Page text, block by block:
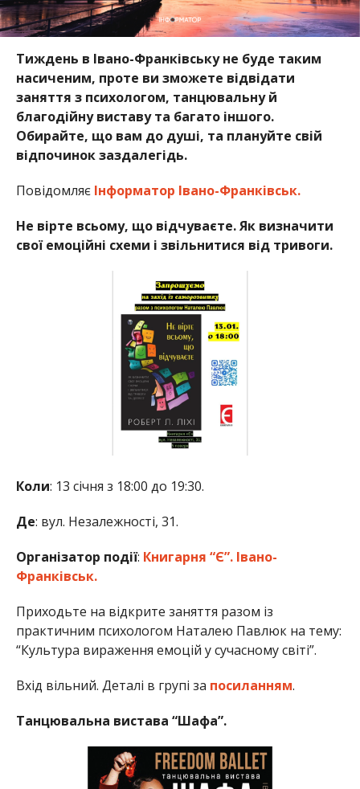
Тиждень в Івано-Франківську не буде таким
насиченим, проте ви зможете відвідати
заняття з психологом, танцювальну й
благодійну виставу та багато іншого.
Обирайте, що вам до душі, та плануйте свій
відпочинок заздалегідь.
Повідомляє Інформатор Івано-Франківськ.
Не вірте всьому, що відчуваєте. Як визначити
свої емоційні схеми і звільнитися від тривоги.
Коли: 13 січня з 18:00 до 19:30.
Де: вул. Незалежності, 31.
Організатор події: Книгарня “Є”. Івано-
Франківськ.
Приходьте на відкрите заняття разом із
практичним психологом Наталею Павлюк на тему:
“Культура вираження емоцій у сучасному світі”.
Вхід вільний. Деталі в групі за посиланням.
Танцювальна вистава “Шафа”.